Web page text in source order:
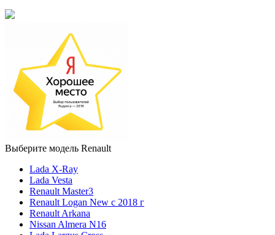
Выберите модель Renault
Lada X-Ray
Lada Vesta
Renault Master3
Renault Logan New с 2018 г
Renault Arkana
Nissan Almera N16